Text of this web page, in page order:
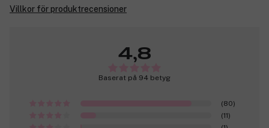
Villkor för produktrecensioner
4,8
Baserat på 94 betyg
(80)
(11)